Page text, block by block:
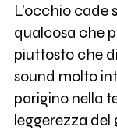
L’occhio cade
qualcosa che
piuttosto che
sound molto
parigino nella
leggerezza del